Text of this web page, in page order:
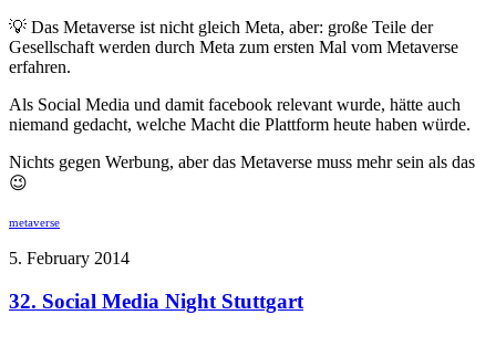
💡 Das Metaverse ist nicht gleich Meta, aber: große Teile der
Gesellschaft werden durch Meta zum ersten Mal vom Metaverse
erfahren.
Als Social Media und damit facebook relevant wurde, hätte auch
niemand gedacht, welche Macht die Plattform heute haben würde.
Nichts gegen Werbung, aber das Metaverse muss mehr sein als das
😉
metaverse
5. February 2014
32. Social Media Night Stuttgart